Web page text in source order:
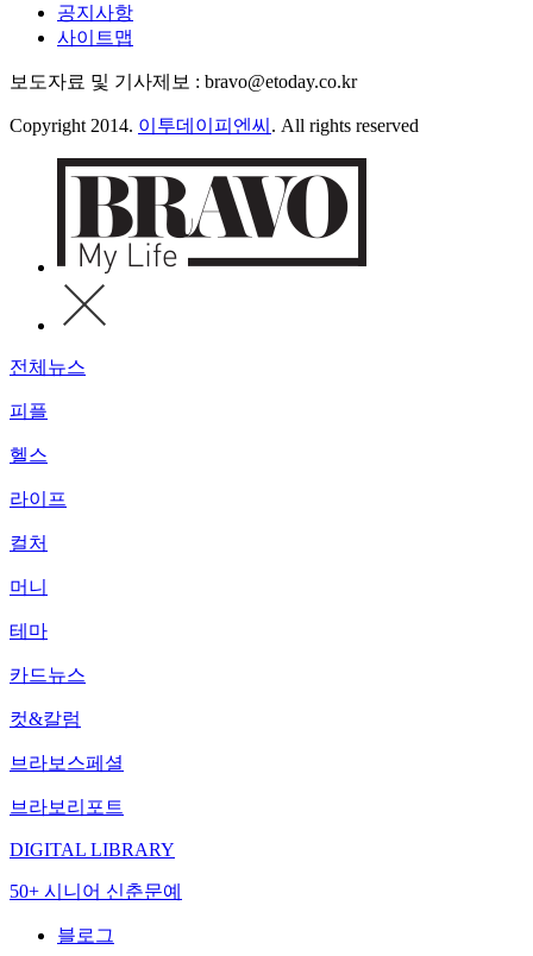
공지사항
사이트맵
보도자료 및 기사제보 : bravo@etoday.co.kr
Copyright 2014. 이투데이피엔씨 . All rights reserved
전체뉴스
피플
헬스
라이프
컬처
머니
테마
카드뉴스
컷&칼럼
브라보스페셜
브라보리포트
DIGITAL LIBRARY
50+ 시니어 신춘문예
블로그